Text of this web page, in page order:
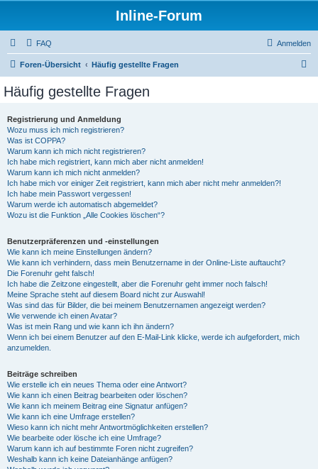
Inline-Forum
FAQ Anmelden
Foren-Übersicht Häufig gestellte Fragen
Häufig gestellte Fragen
Registrierung und Anmeldung
Wozu muss ich mich registrieren?
Was ist COPPA?
Warum kann ich mich nicht registrieren?
Ich habe mich registriert, kann mich aber nicht anmelden!
Warum kann ich mich nicht anmelden?
Ich habe mich vor einiger Zeit registriert, kann mich aber nicht mehr anmelden?!
Ich habe mein Passwort vergessen!
Warum werde ich automatisch abgemeldet?
Wozu ist die Funktion „Alle Cookies löschen“?
Benutzerpräferenzen und -einstellungen
Wie kann ich meine Einstellungen ändern?
Wie kann ich verhindern, dass mein Benutzername in der Online-Liste auftaucht?
Die Forenuhr geht falsch!
Ich habe die Zeitzone eingestellt, aber die Forenuhr geht immer noch falsch!
Meine Sprache steht auf diesem Board nicht zur Auswahl!
Was sind das für Bilder, die bei meinem Benutzernamen angezeigt werden?
Wie verwende ich einen Avatar?
Was ist mein Rang und wie kann ich ihn ändern?
Wenn ich bei einem Benutzer auf den E-Mail-Link klicke, werde ich aufgefordert, mich
anzumelden.
Beiträge schreiben
Wie erstelle ich ein neues Thema oder eine Antwort?
Wie kann ich einen Beitrag bearbeiten oder löschen?
Wie kann ich meinem Beitrag eine Signatur anfügen?
Wie kann ich eine Umfrage erstellen?
Wieso kann ich nicht mehr Antwortmöglichkeiten erstellen?
Wie bearbeite oder lösche ich eine Umfrage?
Warum kann ich auf bestimmte Foren nicht zugreifen?
Weshalb kann ich keine Dateianhänge anfügen?